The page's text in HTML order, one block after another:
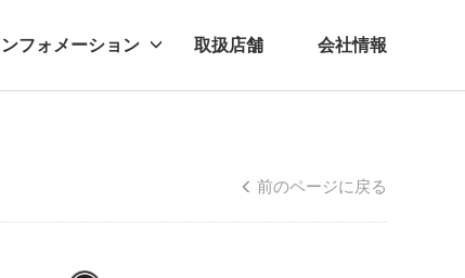
フォメーション 取扱店舗 会社情報
前のページに戻る